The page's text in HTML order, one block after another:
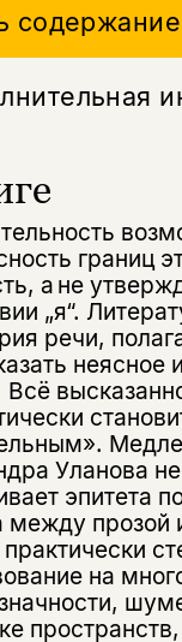
границ
а не
„я“.
речи,
неясное
Уланова
эпитета
между прозой
на